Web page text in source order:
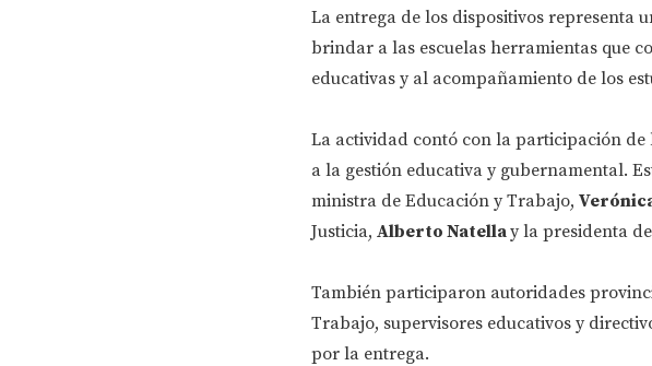
La entrega de los dispositivos representa
brindar a las escuelas herramientas que
educativas y al acompañamiento de los
La actividad contó con la participación
a la gestión educativa y gubernamental.
ministra de Educación y Trabajo,
Justicia, Alberto Natellay la presidenta
También participaron autoridades
Trabajo, supervisores educativos y
por la entrega.